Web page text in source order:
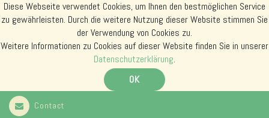
Diese Webseite verwendet Cookies, um Ihnen den bestmöglichen Service
zu gewährleisten. Durch die weitere Nutzung dieser Website stimmen Sie
der Verwendung von Cookies zu.
Weitere Informationen zu Cookies auf dieser Website finden Sie in unserer
Datenschutzerklärung.
OK
Contact